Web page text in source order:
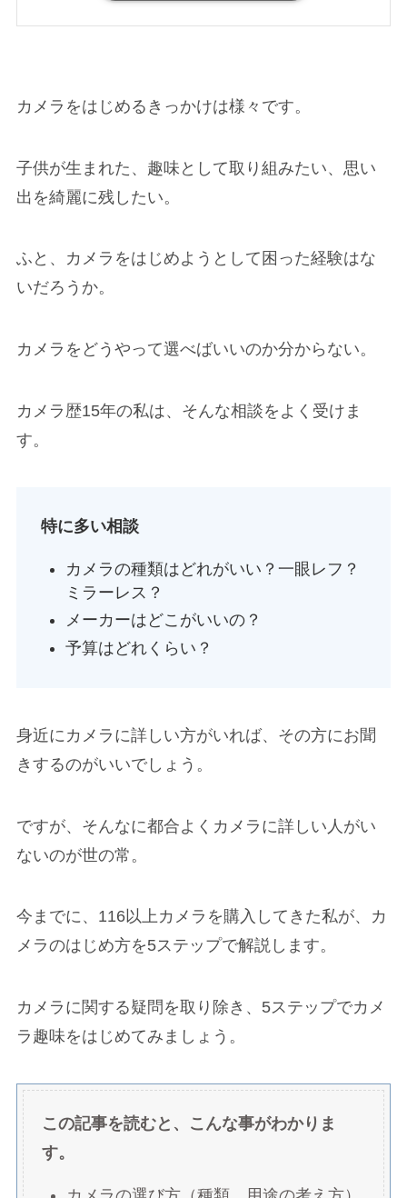
カメラをはじめるきっかけは様々です。
子供が生まれた、趣味として取り組みたい、思い
出を綺麗に残したい。
ふと、カメラをはじめようとして困った経験はな
いだろうか。
カメラをどうやって選べばいいのか分からない。
カメラ歴15年の私は、そんな相談をよく受けま
す。
特に多い相談
カメラの種類はどれがいい？一眼レフ？
ミラーレス？
メーカーはどこがいいの？
予算はどれくらい？
身近にカメラに詳しい方がいれば、その方にお聞
きするのがいいでしょう。
ですが、そんなに都合よくカメラに詳しい人がい
ないのが世の常。
今までに、116以上カメラを購入してきた私が、カ
メラのはじめ方を5ステップで解説します。
カメラに関する疑問を取り除き、5ステップでカメ
ラ趣味をはじめてみましょう。
この記事を読むと、こんな事がわかりま
す。